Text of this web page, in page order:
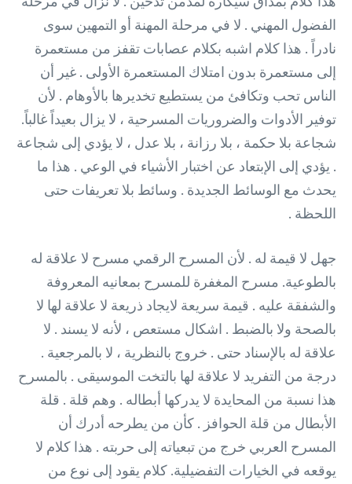
الفضول المهني . لا في مرحلة المهنة أو التمهين سوى
نادراً . هذا كلام اشبه بكلام عصابات تقفز من مستعمرة
إلى مستعمرة بدون امتلاك المستعمرة الأولى . غير أن
الناس تحب وتكافئ من يستطيع تخديرها بالأوهام . لأن
توفير الأدوات والضروريات المسرحية ، لا يزال بعيداً غالباً.
شجاعة بلا حكمة ، بلا رزانة ، بلا عدل ، لا يؤدي إلى شجاعة
. يؤدي إلى الإبتعاد عن اختبار الأشياء في الوعي . هذا ما
يحدث مع الوسائط الجديدة . وسائط بلا تعريفات حتى
اللحظة .
جهل لا قيمة له . لأن المسرح الرقمي مسرح لا علاقة له
بالطوعية. مسرح المغفرة للمسرح بمعانيه المعروفة
والشفقة عليه . قيمة سريعة لايجاد ذريعة لا علاقة لها لا
بالصحة ولا بالضبط . اشكال مستعص ، لأنه لا يسند . لا
علاقة له بالإسناد حتى . خروج بالنظرية ، لا بالمرجعية .
درجة من التفريد لا علاقة لها بالتخت الموسيقى . بالمسرح
هذا نسبة من المحايدة لا يدركها أبطاله . وهم قلة . قلة
الأبطال من قلة الحوافز . كأن من يطرحه أدرك أن
المسرح العربي خرج من تبعياته إلى حربته . هذا كلام لا
يوقعه في الخيارات التفضيلية. كلام يقود إلى نوع من